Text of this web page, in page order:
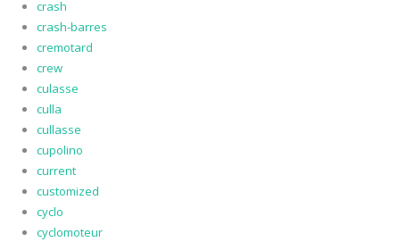
crash
crash-barres
cremotard
crew
culasse
culla
cullasse
cupolino
current
customized
cyclo
cyclomoteur